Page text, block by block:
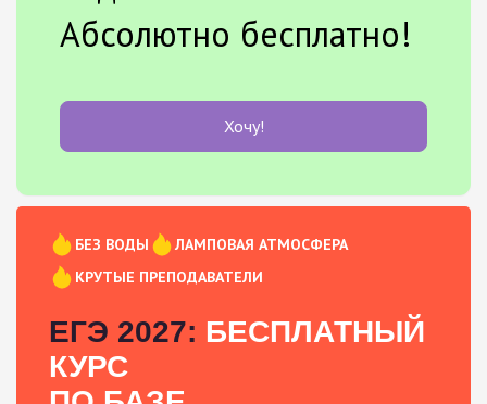
Абсолютно бесплатно!
Хочу!
БЕЗ ВОДЫ
ЛАМПОВАЯ АТМОСФЕРА
КРУТЫЕ ПРЕПОДАВАТЕЛИ
ЕГЭ 2027: БЕСПЛАТНЫЙ
КУРС